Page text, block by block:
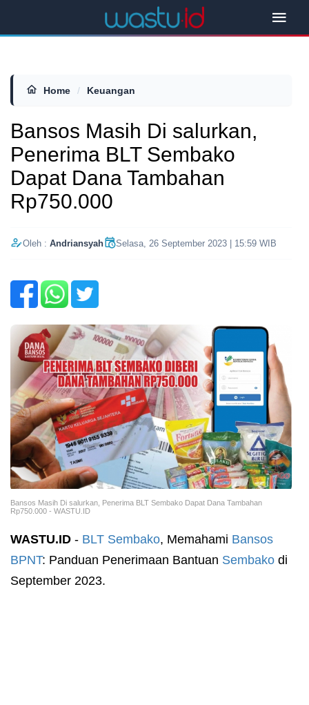
Home / Keuangan
Bansos Masih Di salurkan,
Penerima BLT Sembako
Dapat Dana Tambahan
Rp750.000
Oleh : Andriansyah Selasa, 26 September 2023 | 15:59 WIB
Bansos Masih Di salurkan, Penerima BLT Sembako Dapat Dana Tambahan
Rp750.000 - WASTU.ID
WASTU.ID - BLT Sembako, Memahami Bansos
BPNT: Panduan Penerimaan Bantuan Sembako di
September 2023.